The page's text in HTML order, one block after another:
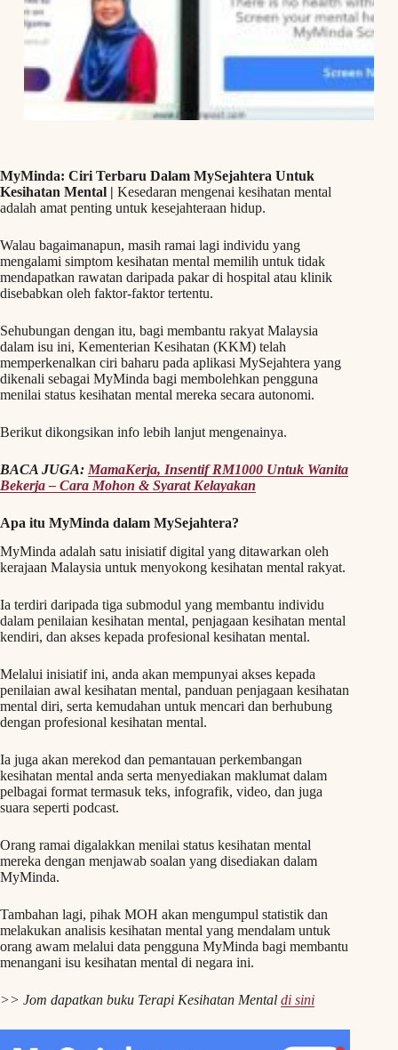
MyMinda: Ciri Terbaru Dalam MySejahtera Untuk
Kesihatan Mental | Kesedaran mengenai kesihatan mental
adalah amat penting untuk kesejahteraan hidup.
Walau bagaimanapun, masih ramai lagi individu yang
mengalami simptom kesihatan mental memilih untuk tidak
mendapatkan rawatan daripada pakar di hospital atau klinik
disebabkan oleh faktor-faktor tertentu.
Sehubungan dengan itu, bagi membantu rakyat Malaysia
dalam isu ini, Kementerian Kesihatan (KKM) telah
memperkenalkan ciri baharu pada aplikasi MySejahtera yang
dikenali sebagai MyMinda bagi membolehkan pengguna
menilai status kesihatan mental mereka secara autonomi.
Berikut dikongsikan info lebih lanjut mengenainya.
BACA JUGA: MamaKerja, Insentif RM1000 Untuk Wanita
Bekerja – Cara Mohon & Syarat Kelayakan
Apa itu MyMinda dalam MySejahtera?
MyMinda adalah satu inisiatif digital yang ditawarkan oleh
kerajaan Malaysia untuk menyokong kesihatan mental rakyat.
Ia terdiri daripada tiga submodul yang membantu individu
dalam penilaian kesihatan mental, penjagaan kesihatan mental
kendiri, dan akses kepada profesional kesihatan mental.
Melalui inisiatif ini, anda akan mempunyai akses kepada
penilaian awal kesihatan mental, panduan penjagaan kesihatan
mental diri, serta kemudahan untuk mencari dan berhubung
dengan profesional kesihatan mental.
Ia juga akan merekod dan pemantauan perkembangan
kesihatan mental anda serta menyediakan maklumat dalam
pelbagai format termasuk teks, infografik, video, dan juga
suara seperti podcast.
Orang ramai digalakkan menilai status kesihatan mental
mereka dengan menjawab soalan yang disediakan dalam
MyMinda.
Tambahan lagi, pihak MOH akan mengumpul statistik dan
melakukan analisis kesihatan mental yang mendalam untuk
orang awam melalui data pengguna MyMinda bagi membantu
menangani isu kesihatan mental di negara ini.
>> Jom dapatkan buku Terapi Kesihatan Mental di sini